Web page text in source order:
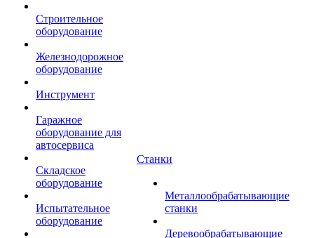
Строительное
оборудование
Железнодорожное
оборудование
Инструмент
Гаражное
оборудование для
автосервиса
Складское
оборудование
Испытательное
оборудование
Станки
Металлообрабатывающие
станки
Деревообрабатывающие